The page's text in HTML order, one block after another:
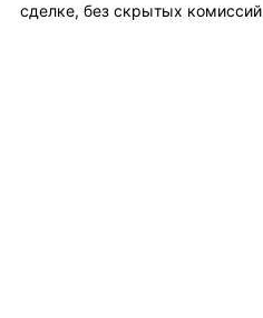
сделке, без скрытых